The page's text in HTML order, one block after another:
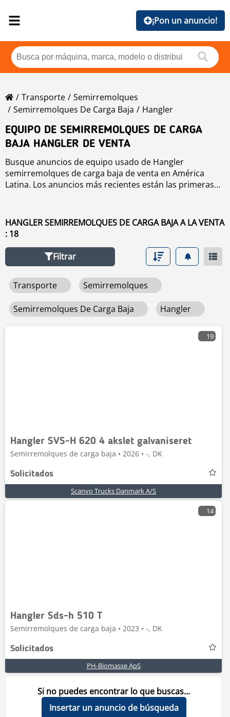
¡Pon un anuncio!
Transporte
Semirremolques
Semirremolques De Carga Baja
Hangler
EQUIPO DE SEMIRREMOLQUES DE CARGA
BAJA HANGLER DE VENTA
Busque anuncios de equipo usado de Hangler
semirremolques de carga baja de venta en América
Latina. Los anuncios más recientes están las primeras
de marca, año, precio, horas de uso, país. Para buscar
cualquier equipo usado de venta haga clic en este
HANGLER SEMIRREMOLQUES DE CARGA BAJA A LA VENTA
: 18
Filtrar
Transporte Semirremolques
Semirremolques De Carga Baja Hangler
19
Hangler SVS-H 620 4 akslet galvaniseret
Semirremolques de carga baja • 2026 • -, DK
Solicitados
Scanvo Trucks Danmark A/S
14
Hangler Sds-h 510 T
Semirremolques de carga baja • 2023 • -, DK
Solicitados
PH-Biomasse ApS
Si no puedes encontrar lo que buscas...
Insertar un anuncio de búsqueda